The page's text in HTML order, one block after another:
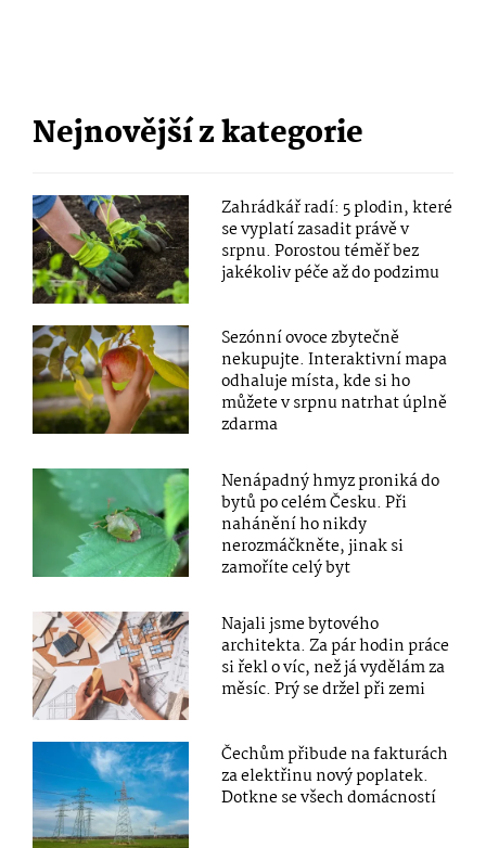
Nejnovější z kategorie
Zahrádkář radí: 5 plodin, které
se vyplatí zasadit právě v
srpnu. Porostou téměř bez
jakékoliv péče až do podzimu
Sezónní ovoce zbytečně
nekupujte. Interaktivní mapa
odhaluje místa, kde si ho
můžete v srpnu natrhat úplně
zdarma
Nenápadný hmyz proniká do
bytů po celém Česku. Při
nahánění ho nikdy
nerozmáčkněte, jinak si
zamoříte celý byt
Najali jsme bytového
architekta. Za pár hodin práce
si řekl o víc, než já vydělám za
měsíc. Prý se držel při zemi
Čechům přibude na fakturách
za elektřinu nový poplatek.
Dotkne se všech domácností